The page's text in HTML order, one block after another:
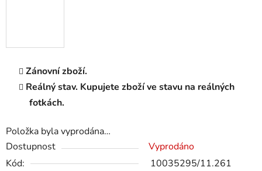
Zánovní zboží.
Reálný stav. Kupujete zboží ve stavu na reálných
fotkách.
Položka byla vyprodána…
Dostupnost
Vyprodáno
Kód:
10035295/11.261